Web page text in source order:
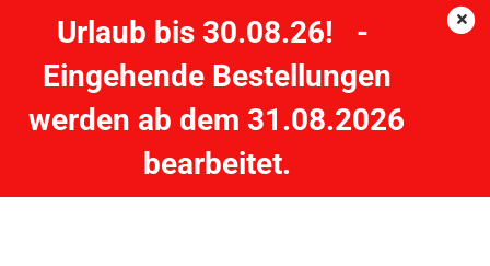
Urlaub bis 30.08.26! -
Eingehende Bestellungen
werden ab dem 31.08.2026
bearbeitet.
QUANTUM Joker Lure - BABY BASS - 12 cm - 4 g